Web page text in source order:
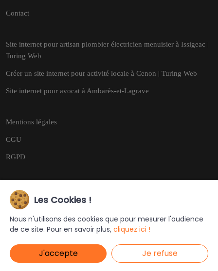
Contact
Site internet pour artisan plombier électricien menuisier à Issigeac |
Turing Web
Créer un site internet pour activité locale à Cenon | Turing Web
Site internet pour avocat à Ambarès-et-Lagrave
Mentions légales
CGU
RGPD
Copyright © 2026
Ce site a été créé et est géré par Turing Web
Les Cookies !
Nous n'utilisons des cookies que pour mesurer l'audience
de ce site. Pour en savoir plus, cliquez ici !
J'accepte Je refuse